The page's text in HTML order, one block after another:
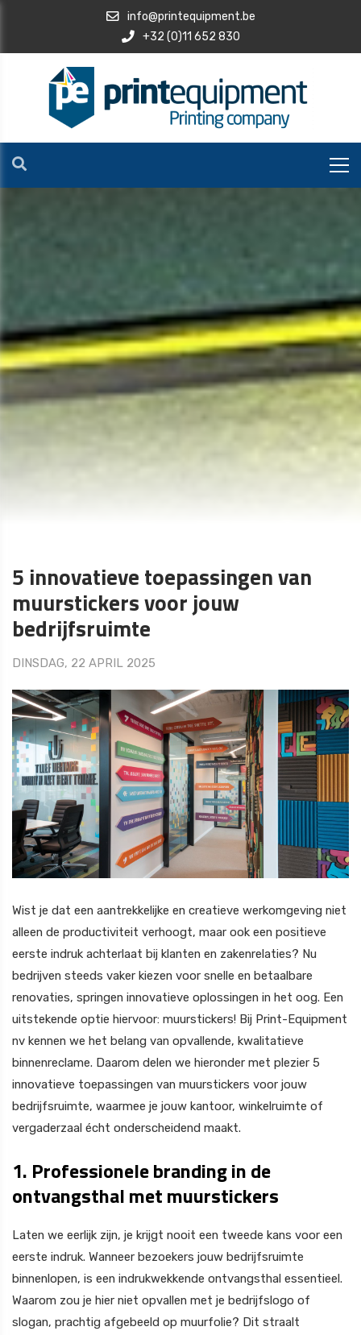
info@printequipment.be
+32 (0)11 652 830
5 innovatieve toepassingen van
muurstickers voor jouw
bedrijfsruimte
DINSDAG, 22 APRIL 2025
Wist je dat een aantrekkelijke en creatieve werkomgeving niet
alleen de productiviteit verhoogt, maar ook een positieve
eerste indruk achterlaat bij klanten en zakenrelaties? Nu
bedrijven steeds vaker kiezen voor snelle en betaalbare
renovaties, springen innovatieve oplossingen in het oog. Een
uitstekende optie hiervoor: muurstickers! Bij Print-Equipment
nv kennen we het belang van opvallende, kwalitatieve
binnenreclame. Daarom delen we hieronder met plezier 5
innovatieve toepassingen van muurstickers voor jouw
bedrijfsruimte, waarmee je jouw kantoor, winkelruimte of
vergaderzaal écht onderscheidend maakt.
1. Professionele branding in de
ontvangsthal met muurstickers
Laten we eerlijk zijn, je krijgt nooit een tweede kans voor een
eerste indruk. Wanneer bezoekers jouw bedrijfsruimte
binnenlopen, is een indrukwekkende ontvangsthal essentieel.
Waarom zou je hier niet opvallen met je bedrijfslogo of
slogan, prachtig afgebeeld op muurfolie? Dit straalt